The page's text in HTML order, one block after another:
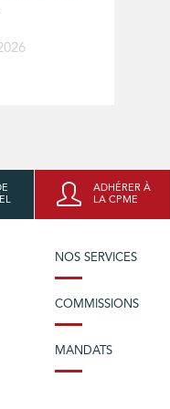
ADHÉRER À
LA CPME
NOS SERVICES
COMMISSIONS
MANDATS